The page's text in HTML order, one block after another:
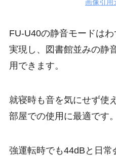
画像引用
FU-U40の静音モードは
実現し、図書館並みの静
用できます。
就寝時も音を気にせず使
部屋での使用に最適です。
強運転時でも44dBと日